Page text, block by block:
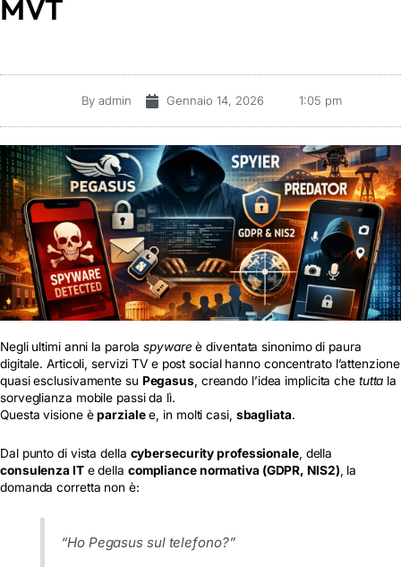
MVT
Byadmin Gennaio 14, 2026 1:05 pm
Negli ultimi anni la parolaspyware è diventata sinonimo di paura
digitale. Articoli, servizi TV e post social hanno concentrato l’attenzione
quasi esclusivamente su Pegasus, creando l’idea implicita che tutta la
sorveglianza mobile passi da lì.
Questa visione èparzialee, in molti casi, sbagliata.
Dal punto di vista della cybersecurity professionale, della
consulenza ITe della compliance normativa (GDPR, NIS2), la
domanda corretta non è:
“Ho Pegasus sul telefono?”